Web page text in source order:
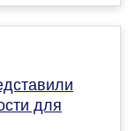
для